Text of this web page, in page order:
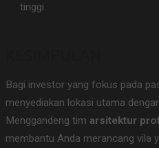
tinggi.
Bagi investor yang fokus pada
menyediakan lokasi utama
Menggandeng tim arsitektur
membantu Anda merancang vila